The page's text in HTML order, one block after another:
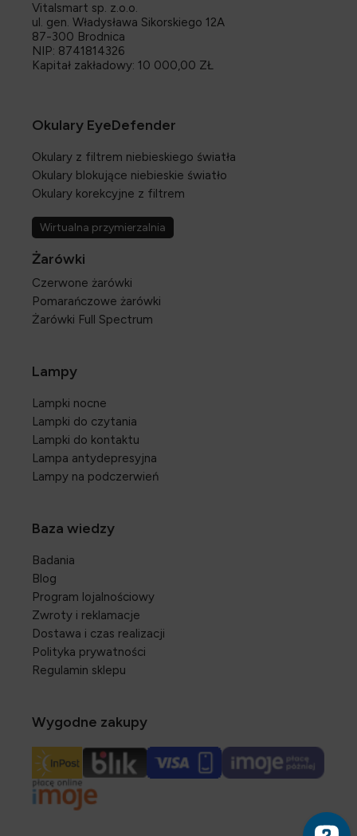
Vitalsmart sp. z.o.o.
ul. gen. Władysława Sikorskiego 12A
87-300 Brodnica
NIP: 8741814326
Kapitał zakładowy: 10 000,00 ZŁ
Okulary EyeDefender
Okulary z filtrem niebieskiego światła
Okulary blokujące niebieskie światło
Okulary korekcyjne z filtrem
Wirtualna przymierzalnia
Żarówki
Czerwone żarówki
Pomarańczowe żarówki
Żarówki Full Spectrum
Lampy
Lampki nocne
Lampki do czytania
Lampki do kontaktu
Lampa antydepresyjna
Lampy na podczerwień
Baza wiedzy
Badania
Blog
Program lojalnościowy
Zwroty i reklamacje
Dostawa i czas realizacji
Polityka prywatności
Regulamin sklepu
Wygodne zakupy